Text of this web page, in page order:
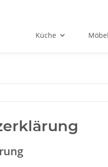
Küche